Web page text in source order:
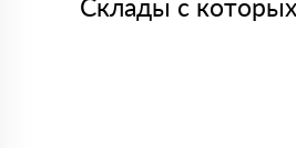
Склады с